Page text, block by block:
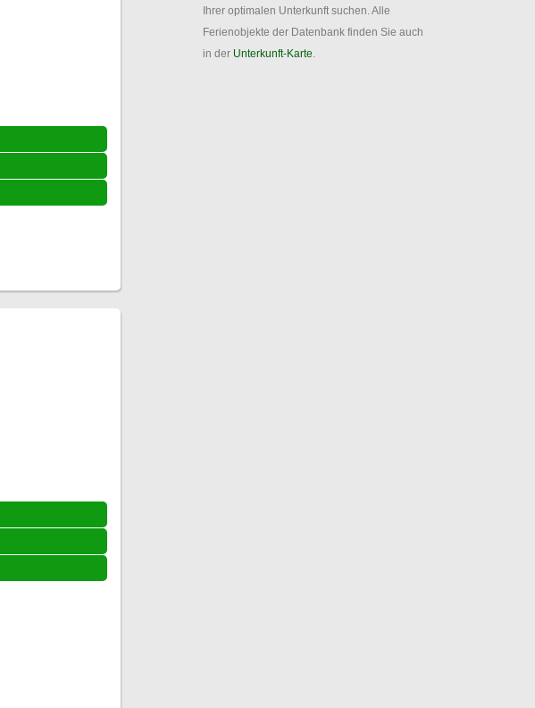
Ihrer optimalen Unterkunft suchen. Alle
Ferienobjekte der Datenbank finden Sie auch
in der Unterkunft-Karte.